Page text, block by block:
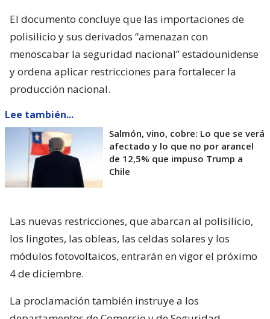
El documento concluye que las importaciones de
polisilicio y sus derivados “amenazan con
menoscabar la seguridad nacional” estadounidense
y ordena aplicar restricciones para fortalecer la
producción nacional.
Lee también...
Salmón, vino, cobre: Lo que se verá
afectado y lo que no por arancel
de 12,5% que impuso Trump a
Chile
Las nuevas restricciones, que abarcan al polisilicio,
los lingotes, las obleas, las celdas solares y los
módulos fotovoltaicos, entrarán en vigor el próximo
4 de diciembre.
La proclamación también instruye a los